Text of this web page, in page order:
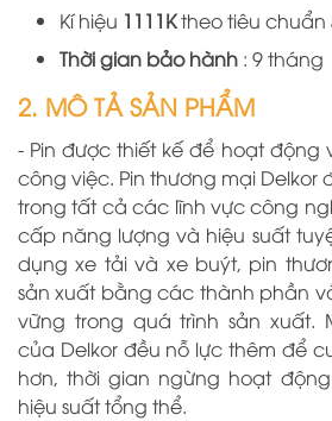
Kí hiệu 1111Ktheo tiêu chuẩn
Thời gian bảo hành : 9 tháng
2. MÔ TẢ SẢN PHẨM
- Pin được thiết kế để hoạt
công việc. Pin thương mại
trong tất cả các lĩnh vực công
cấp năng lượng và hiệu suất
dụng xe tải và xe buýt, pin
sản xuấtbằng các thành phần
vững trong quá trình sản xuất.
của Delkor đều nỗ lực thêm để
hơn, thời gian ngừng hoạt
hiệu suất tổng thể.